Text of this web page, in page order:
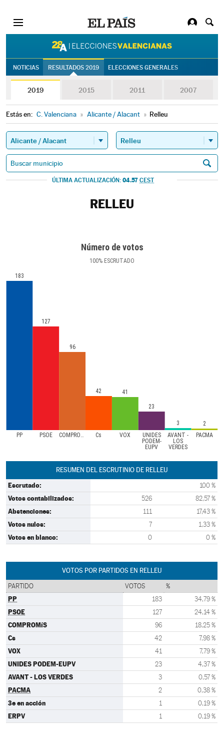
NOTICIAS RESULTADOS 2019 ELECCIONES GENERALES
2019 2015 2011 2007
Estás en: C. Valenciana » Alicante / Alacant » Relleu
ÚLTIMA ACTUALIZACIÓN: 04.57 CEST
RELLEU
Número de votos
100% ESCRUTADO
PP PSOE COMPROMíS Cs VOX
UNIDES
PODEM-
EUPV
AVANT -
LOS
VERDES
PACMA
183
127
96
42 41
23
3 2
RESUMEN DEL ESCRUTINIO DE RELLEU
Escrutado: 100 %
Votos contabilizados: 526 82,57 %
Abstenciones: 111 17,43 %
Votos nulos: 7 1,33 %
Votos en blanco: 0 0 %
VOTOS POR PARTIDOS EN RELLEU
PARTIDO VOTOS %
PP 183 34,79 %
PSOE 127 24,14 %
COMPROMíS 96 18,25 %
Cs 42 7,98 %
VOX 41 7,79 %
UNIDES PODEM-EUPV 23 4,37 %
AVANT - LOS VERDES 3 0,57 %
PACMA 2 0,38 %
3e en acción 1 0,19 %
ERPV 1 0,19 %